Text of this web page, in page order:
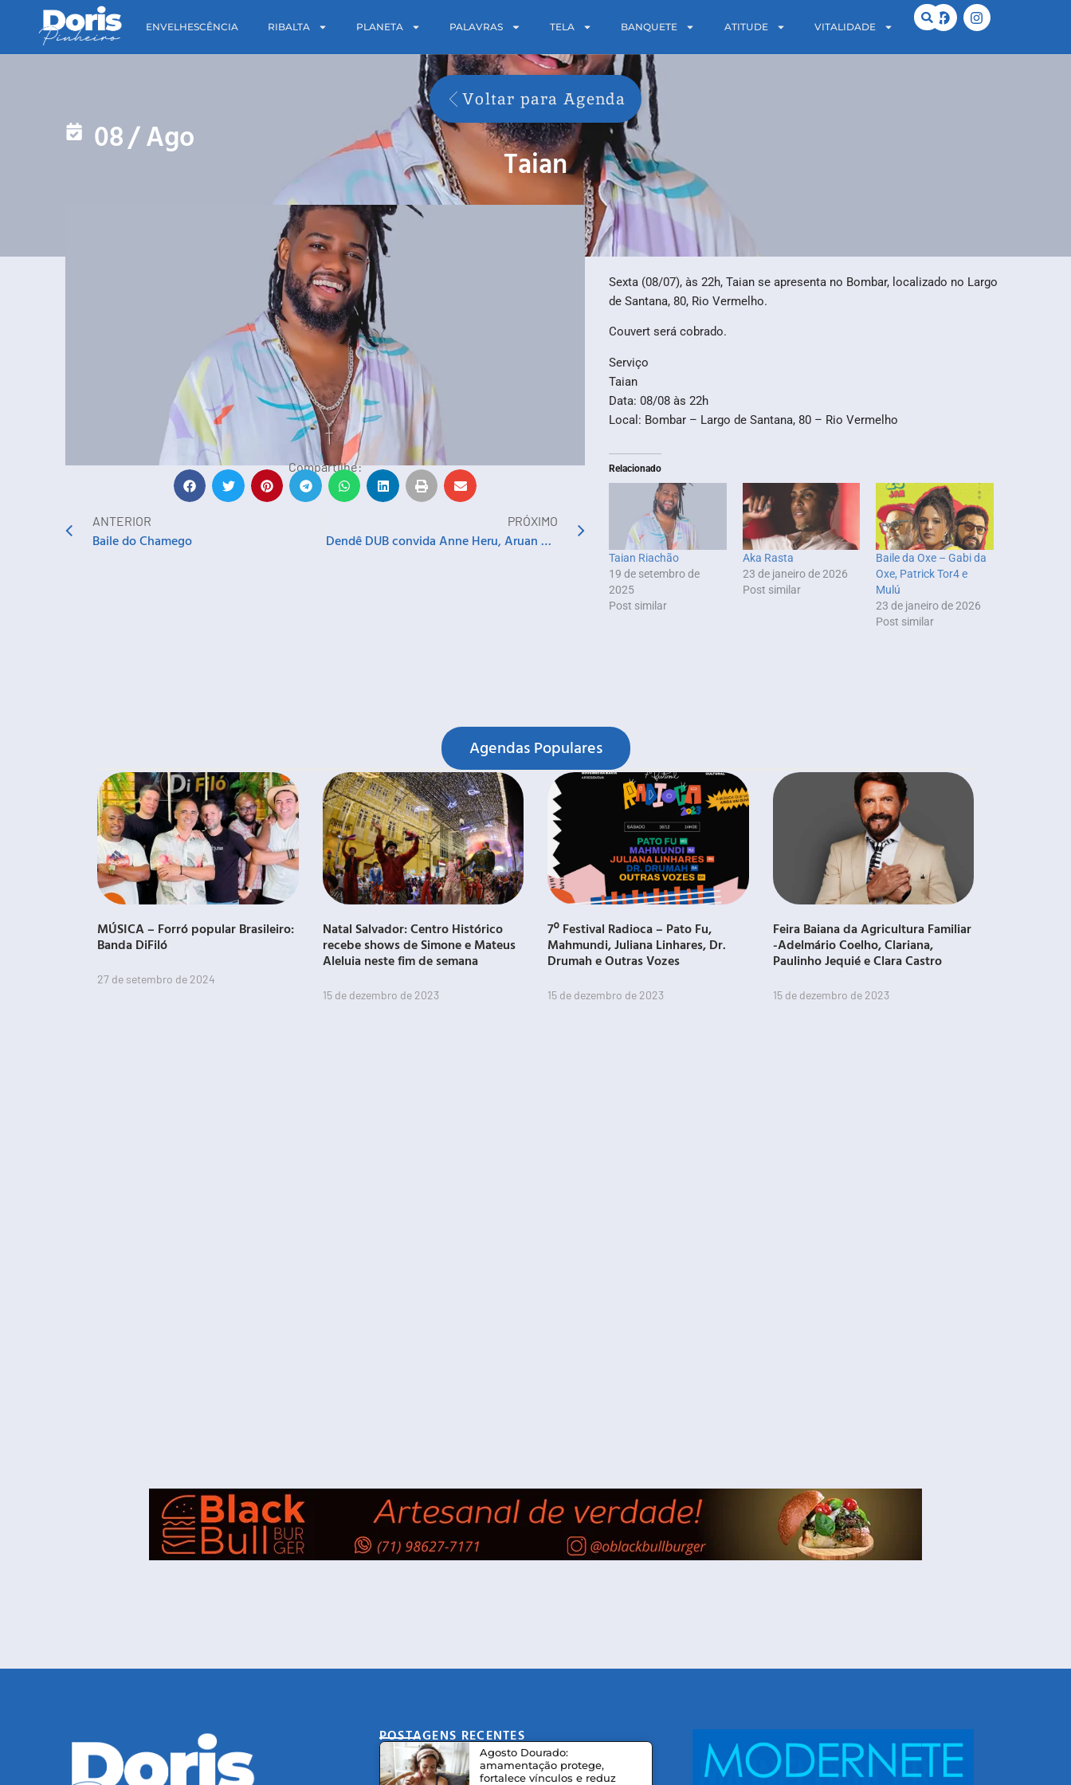
ENVELHESCÊNCIA RIBALTA PLANETA PALAVRAS TELA BANQUETE ATITUDE VITALIDADE
Voltar para Agenda
08/Ago
Taian
Compartilhe:
ANTERIOR
Baile do Chamego
PRÓXIMO
Dendê DUB convida Anne Heru, Aruan Shekere, AfroLatina, Berlota e Dami Falade
Sexta (08/07), às 22h, Taian se apresenta no Bombar, localizado no Largo
de Santana, 80, Rio Vermelho.
Couvert será cobrado.
Serviço
Taian
Data: 08/08 às 22h
Local: Bombar – Largo de Santana, 80 – Rio Vermelho
Relacionado
Taian Riachão
19 de setembro de
2025
Post similar
Aka Rasta
23 de janeiro de 2026
Post similar
Baile da Oxe – Gabi da
Oxe, Patrick Tor4 e
Mulú
23 de janeiro de 2026
Post similar
Agendas Populares
MÚSICA – Forró popular Brasileiro:
Banda DiFiló
27 de setembro de 2024
Natal Salvador: Centro Histórico
recebe shows de Simone e Mateus
Aleluia neste fim de semana
15 de dezembro de 2023
7º Festival Radioca – Pato Fu,
Mahmundi, Juliana Linhares, Dr.
Drumah e Outras Vozes
15 de dezembro de 2023
Feira Baiana da Agricultura Familiar
-Adelmário Coelho, Clariana,
Paulinho Jequié e Clara Castro
15 de dezembro de 2023
POSTAGENS RECENTES
Agosto Dourado:
amamentação protege,
fortalece vínculos e reduz
CONHEÇA DORIS E EQUIPE